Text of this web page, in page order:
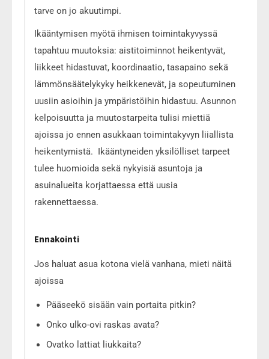
tarve on jo akuutimpi.
Ikääntymisen myötä ihmisen toimintakyvyssä
tapahtuu muutoksia: aistitoiminnot heikentyvät,
liikkeet hidastuvat, koordinaatio, tasapaino sekä
lämmönsäätelykyky heikkenevät, ja sopeutuminen
uusiin asioihin ja ympäristöihin hidastuu. Asunnon
kelpoisuutta ja muutostarpeita tulisi miettiä
ajoissa jo ennen asukkaan toimintakyvyn liiallista
heikentymistä. Ikääntyneiden yksilölliset tarpeet
tulee huomioida sekä nykyisiä asuntoja ja
asuinalueita korjattaessa että uusia
rakennettaessa.
Ennakointi
Jos haluat asua kotona vielä vanhana, mieti näitä
ajoissa
Pääseekö sisään vain portaita pitkin?
Onko ulko-ovi raskas avata?
Ovatko lattiat liukkaita?